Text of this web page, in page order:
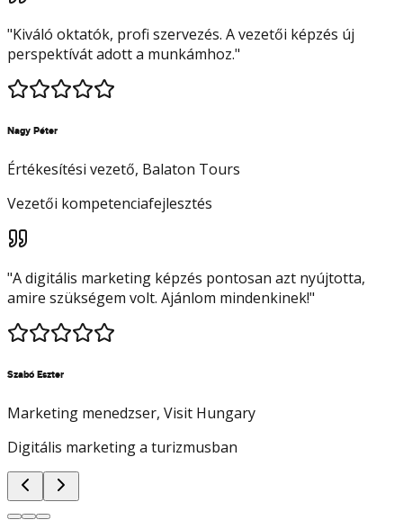
"Kiváló oktatók, profi szervezés. A vezetői képzés új
perspektívát adott a munkámhoz."
Nagy Péter
Értékesítési vezető, Balaton Tours
Vezetői kompetenciafejlesztés
"A digitális marketing képzés pontosan azt nyújtotta,
amire szükségem volt. Ajánlom mindenkinek!"
Szabó Eszter
Marketing menedzser, Visit Hungary
Digitális marketing a turizmusban